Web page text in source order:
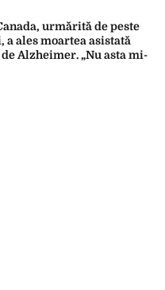
urmărită de peste
a ales moartea asistată
Alzheimer. „Nu asta mi-